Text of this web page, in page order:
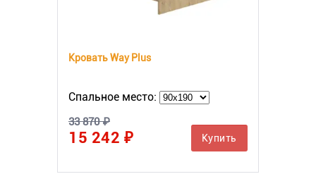
Кровать Way Plus
Спальное место:
33 870 ₽
15 242 ₽ Купить